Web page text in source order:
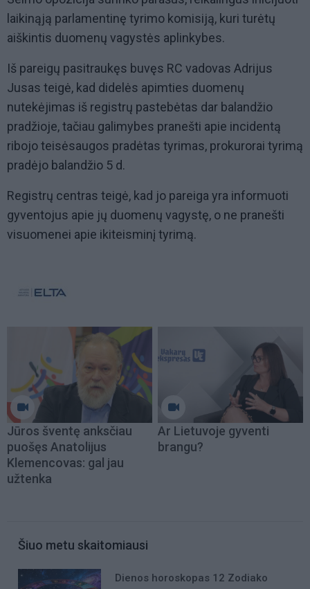
laikinąją parlamentinę tyrimo komisiją, kuri turėtų
aiškintis duomenų vagystės aplinkybes.
Iš pareigų pasitraukęs buvęs RC vadovas Adrijus
Jusas teigė, kad didelės apimties duomenų
nutekėjimas iš registrų pastebėtas dar balandžio
pradžioje, tačiau galimybes pranešti apie incidentą
ribojo teisėsaugos pradėtas tyrimas, prokurorai tyrimą
pradėjo balandžio 5 d.
Registrų centras teigė, kad jo pareiga yra informuoti
gyventojus apie jų duomenų vagystę, o ne pranešti
visuomenei apie ikiteisminį tyrimą.
Jūros šventę anksčiau
puošęs Anatolijus
Klemencovas: gal jau
užtenka
Ar Lietuvoje gyventi
brangu?
Šiuo metu skaitomiausi
Dienos horoskopas 12 Zodiako